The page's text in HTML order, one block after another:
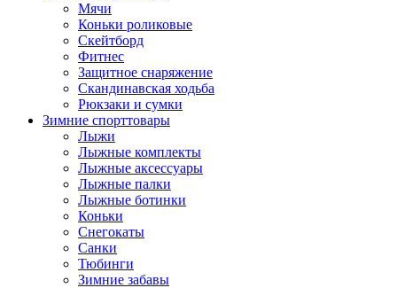
Мячи
Коньки роликовые
Скейтборд
Фитнес
Защитное снаряжение
Скандинавская ходьба
Рюкзаки и сумки
Зимние спорттовары
Лыжи
Лыжные комплекты
Лыжные аксессуары
Лыжные палки
Лыжные ботинки
Коньки
Снегокаты
Санки
Тюбинги
Зимние забавы